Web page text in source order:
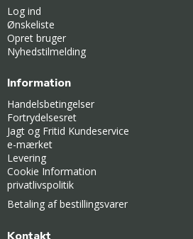
Log ind
Ønskeliste
Opret bruger
Nyhedstilmelding
Information
Handelsbetingelser
Fortrydelsesret
Jagt og Fritid Kundeservice
e-mærket
Levering
Cookie Information
privatlivspolitik
Betaling af bestillingsvarer